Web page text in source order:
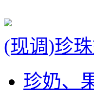
(现调)珍
珍奶、